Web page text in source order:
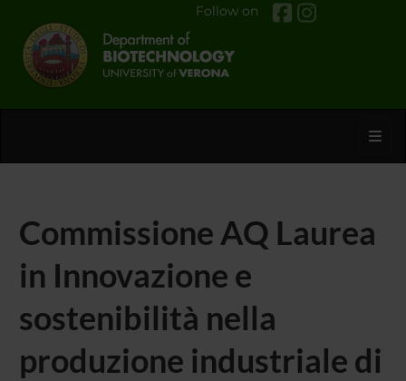
Follow on
Commissione AQ Laurea
in Innovazione e
sostenibilità nella
produzione industriale di